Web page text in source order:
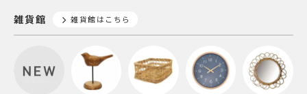
雑貨館 雑貨館はこちら